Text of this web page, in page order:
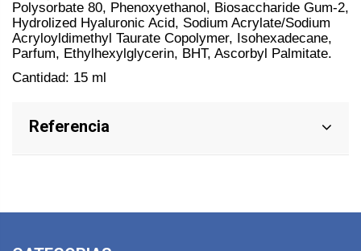
Polysorbate 80, Phenoxyethanol, Biosaccharide Gum-2,
Hydrolized Hyaluronic Acid, Sodium Acrylate/Sodium
Acryloyldimethyl Taurate Copolymer, Isohexadecane,
Parfum, Ethylhexylglycerin, BHT, Ascorbyl Palmitate.
Cantidad: 15 ml
Referencia